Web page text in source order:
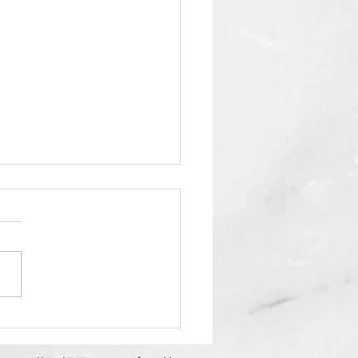
ベーシック沖縄講習会